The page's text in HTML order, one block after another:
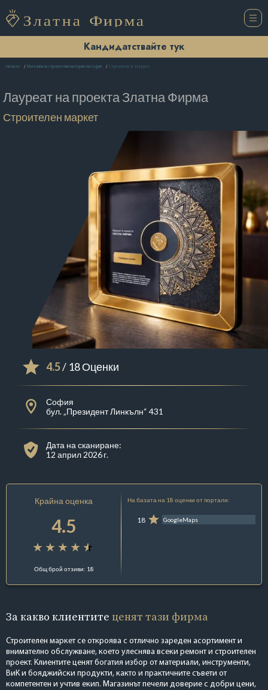
Кандидатствайте тук
Начало Магазини за строителни материали София Строителен маркет
Лауреат на проектаЗлатна Фирма
Строителен маркет
4.5/ 18 Оценки
София
бул. „Президент Линкълн“ 431
Дата на сканиране:
12 април 2026 г.
Крайна оценка
4.5
Общ брой отзиви: 18
На базата на 18 оценки от портали:
18 GoogleMaps
За какво клиентите ценят тази фирма
Строителен маркет се откроява с отлично зареден асортимент и
внимателно обслужване, което улеснява всеки ремонт и строителен
проект. Клиентите ценят богатия избор от материали, инструменти,
ВиК и бояджийски продукти, както и практичните съвети от
компетентен и учтив екип. Магазинът печели доверие с добри цени,